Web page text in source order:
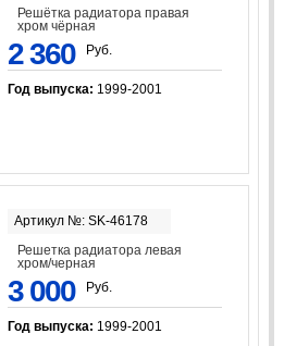
Решётка радиатора правая
хром чёрная
2 360 Руб.
Год выпуска: 1999-2001
Артикул №: SK-46178
Решетка радиатора левая
хром/черная
3 000 Руб.
Год выпуска: 1999-2001